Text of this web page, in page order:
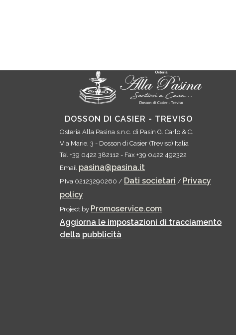
DOSSON DI CASIER - TREVISO
Osteria Alla Pasina s.n.c. di Pasin G. Carlo & C.
Via Marie, 3 - Dosson di Casier (Treviso) Italia
Tel +39 0422 382112 - Fax +39 0422 492322
Email pasina@pasina.it
P.Iva 02123290260 / Dati societari / Privacy
policy
Project by Promoservice.com
Aggiorna le impostazioni di tracciamento
della pubblicità